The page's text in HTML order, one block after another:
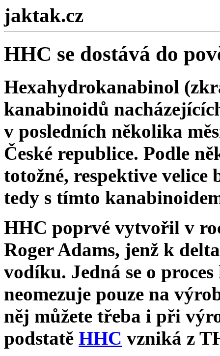
jaktak.cz
HHC se dostává do
Hexahydrokanabinol
kanabinoidů
v posledních několika
České republice. Podle
totožné, respektive
tedy s tímto
HHC poprvé vytvořil v
Roger Adams, jenž k
vodíku. Jedná se o
neomezuje pouze na
něj můžete třeba i při
podstatě HHC vzniká z